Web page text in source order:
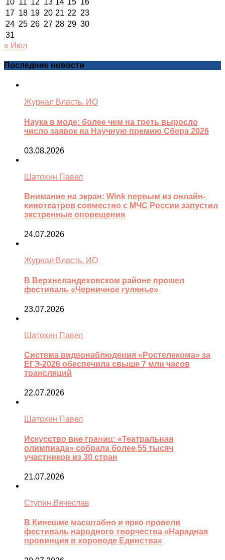
17 18 19 20 21 22 23
24 25 26 27 28 29 30
31
« Июл
Последние новости
Журнал Власть. ИО
Наука в моде: более чем на треть выросло
число заявок на Научную премию Сбера 2026
03.08.2026
Шатохин Павел
Внимание на экран: Wink первым из онлайн-
кинотеатров совместно с МЧС России запустил
экстренные оповещения
24.07.2026
Журнал Власть. ИО
В Верхнеландеховском районе прошел
фестиваль «Черничное гулянье»
23.07.2026
Шатохин Павел
Система видеонаблюдения «Ростелекома» за
ЕГЭ-2026 обеспечила свыше 7 млн часов
трансляций
22.07.2026
Шатохин Павел
Искусство вне границ: «Театральная
олимпиада» собрала более 55 тысяч
участников из 30 стран
21.07.2026
Ступин Вячеслав
В Кинешме масштабно и ярко провели
фестиваль народного творчества «Нарядная
провинция в хороводе Единства»